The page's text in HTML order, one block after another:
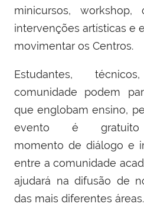
minicursos, workshop,
intervenções artísticas e
movimentar os Centros.
Estudantes,
comunidade podem
que englobam ensino,
evento é
momento de diálogo e
entre a comunidade
ajudará na difusão de
das mais diferentes áreas.